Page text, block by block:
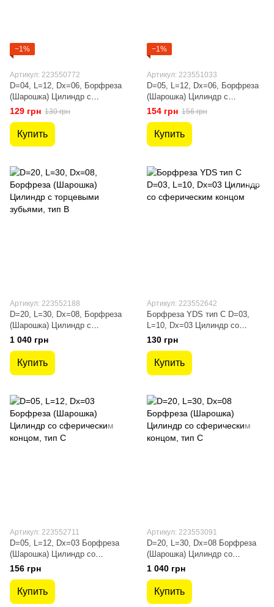
−1%
Артикул: 223550772
D=04, L=12, Dх=06, Борфреза
(Шарошка) Цилиндр с
торцевыми зубьями, тип B
129 грн 130 грн
Купить
−1%
Артикул: 223551033
D=05, L=12, Dх=06, Борфреза
(Шарошка) Цилиндр с
торцевыми зубьями, тип B
154 грн 156 грн
Купить
Артикул: 223552188
D=20, L=30, Dх=08, Борфреза
(Шарошка) Цилиндр с
торцевыми зубьями, тип B
1 040 грн
Купить
Артикул: 223552642
Борфреза YDS тип C D=03,
L=10, Dх=03 Цилиндр со
сферическим концом
130 грн
Купить
Артикул: 223552711
D=05, L=12, Dх=03 Борфреза
(Шарошка) Цилиндр со
сферическим концом, тип C
156 грн
Купить
Артикул: 223553091
D=20, L=30, Dх=08 Борфреза
(Шарошка) Цилиндр со
сферическим концом, тип C
1 040 грн
Купить